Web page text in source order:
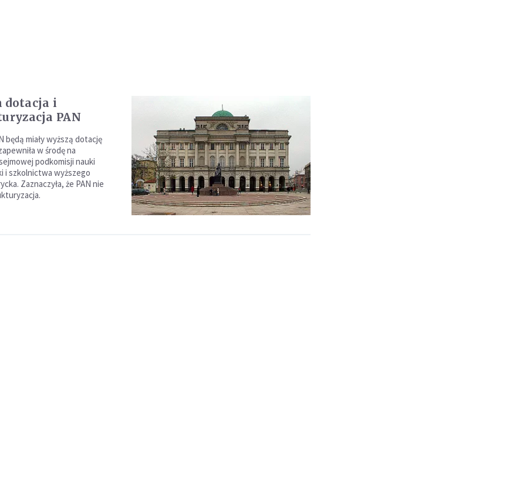
dotacja i
PAN
będą miały wyższą dotację
w środę na
podkomisji nauki
i szkolnictwa wyższego
Zaznaczyła, że PAN nie